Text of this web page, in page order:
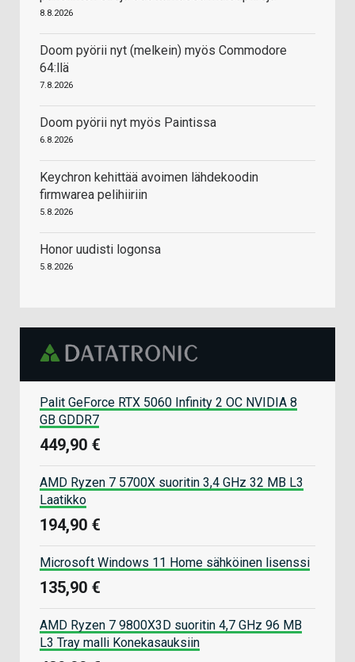
8.8.2026
Doom pyörii nyt (melkein) myös Commodore
64:llä
7.8.2026
Doom pyörii nyt myös Paintissa
6.8.2026
Keychron kehittää avoimen lähdekoodin
firmwarea pelihiiriin
5.8.2026
Honor uudisti logonsa
5.8.2026
Palit GeForce RTX 5060 Infinity 2 OC NVIDIA 8
GB GDDR7
449,90 €
AMD Ryzen 7 5700X suoritin 3,4 GHz 32 MB L3
Laatikko
194,90 €
Microsoft Windows 11 Home sähköinen lisenssi
135,90 €
AMD Ryzen 7 9800X3D suoritin 4,7 GHz 96 MB
L3 Tray malli Konekasauksiin